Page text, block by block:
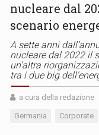
nucleare dal
scenario
A sette anni
nucleare dal 2022 il
un'altra
tra i due big
a cura della redazione
Germania Corporate